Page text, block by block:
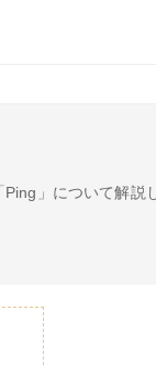
」について解説